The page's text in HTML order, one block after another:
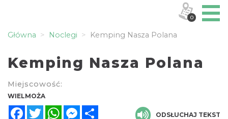
Główna Noclegi Kemping Nasza Polana
Kemping Nasza Polana
Miejscowość:
WIELMOŻA
FacebookTwitterWhatsAppMessenger
ODSŁUCHAJ TEKST
0